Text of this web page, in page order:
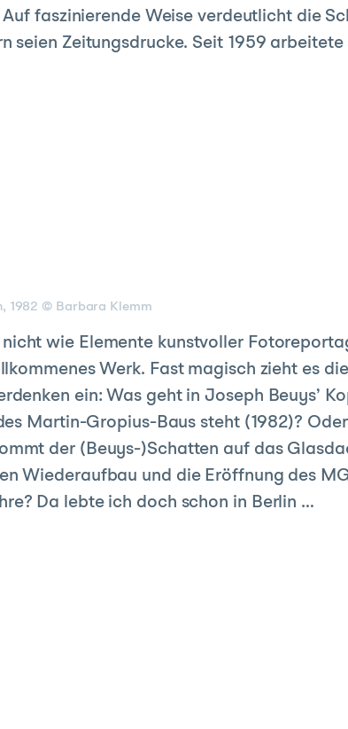
faszinierende Weise verdeutlicht die
seien Zeitungsdrucke. Seit 1959 arbeitete
1982 © Barbara Klemm
wie Elemente kunstvoller
Werk. Fast magisch zieht es
ein: Was geht in Joseph Beuys’
Martin-Gropius-Baus steht (1982)?
der (Beuys-)Schatten auf das
Wiederaufbau und die Eröffnung des
Da lebte ich doch schon in Berlin …